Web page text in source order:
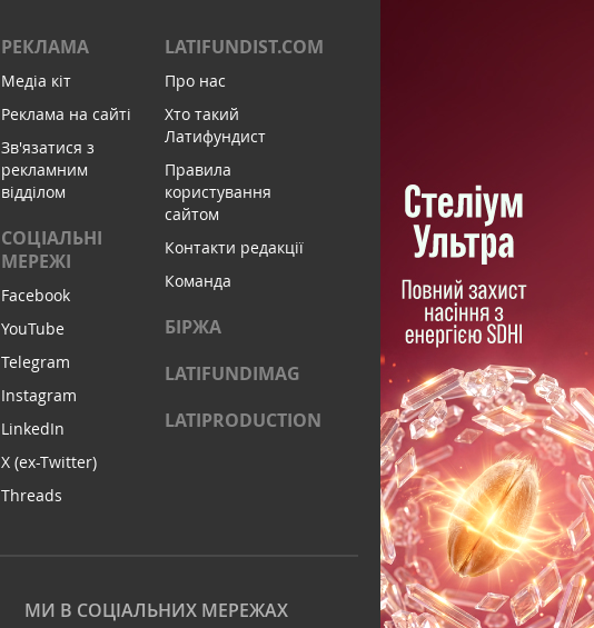
РЕКЛАМА
Медіа кіт
Реклама на сайті
Зв'язатися з
рекламним
відділом
СОЦІАЛЬНІ
МЕРЕЖІ
Facebook
YouTube
Telegram
Instagram
LinkedIn
X (ex-Twitter)
Threads
LATIFUNDIST.COM
Про нас
Хто такий
Латифундист
Правила
користування
сайтом
Контакти редакції
Команда
БІРЖА
LATIFUNDIMAG
LATIPRODUCTION
МИ В СОЦІАЛЬНИХ МЕРЕЖАХ